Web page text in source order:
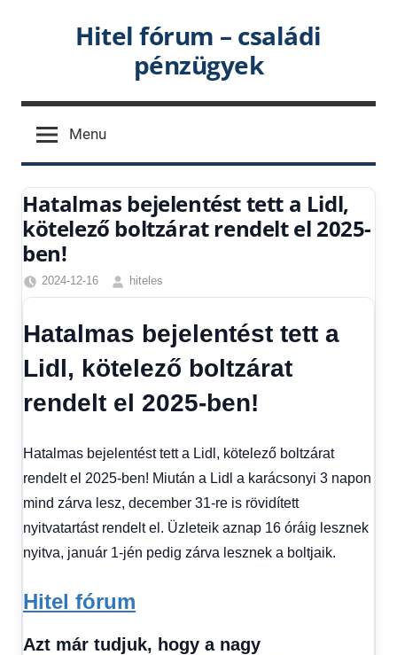
Hitel fórum – családi
pénzügyek
Menu
Hatalmas bejelentést tett a Lidl,
kötelező boltzárat rendelt el 2025-
ben!
2024-12-16
hiteles
Friss
Hírek,
Hírek
1
kézből
Hatalmas bejelentést tett a
Lidl, kötelező boltzárat
rendelt el 2025-ben!
Hatalmas bejelentést tett a Lidl, kötelező boltzárat
rendelt el 2025-ben! Miután a Lidl a karácsonyi 3 napon
mind zárva lesz, december 31-re is rövidített
nyitvatartást rendelt el. Üzleteik aznap 16 óráig lesznek
nyitva, január 1-jén pedig zárva lesznek a boltjaik.
Hitel fórum
Azt már tudjuk, hogy a nagy